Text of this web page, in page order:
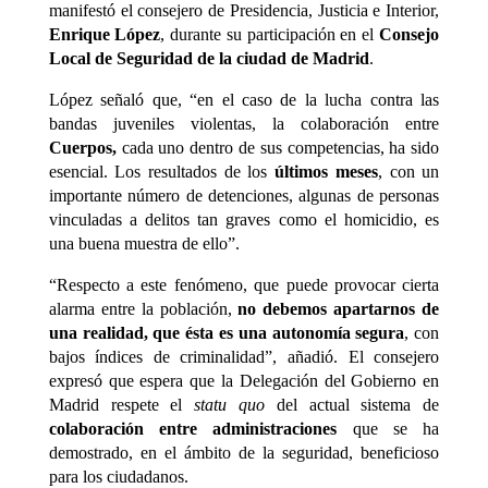
manifestó el consejero de Presidencia, Justicia e Interior,
Enrique López, durante su participación en el Consejo
Local de Seguridad de la ciudad de Madrid.
López señaló que, “en el caso de la lucha contra las
bandas juveniles violentas, la colaboración entre
Cuerpos,cada uno dentro de sus competencias, ha sido
esencial. Los resultados de losúltimos meses, con un
importante número de detenciones, algunas de personas
vinculadas a delitos tan graves como el homicidio, es
una buena muestra de ello”.
“Respecto a este fenómeno, que puede provocar cierta
alarma entre la población,no debemos apartarnos de
una realidad, que ésta es una autonomía segura, con
bajos índices de criminalidad”, añadió. El consejero
expresó que espera que la Delegación del Gobierno en
Madrid respete elstatu quo del actual sistema de
colaboración entre administraciones que se ha
demostrado, en el ámbito de la seguridad, beneficioso
para los ciudadanos.